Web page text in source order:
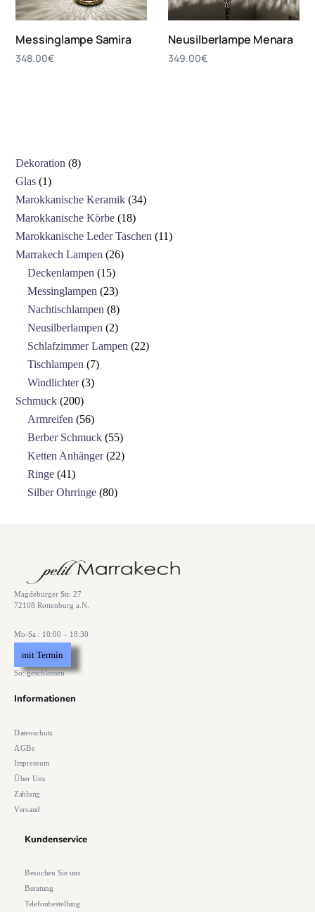
Messinglampe Samira
348.00€
Neusilberlampe Menara
349.00€
Dekoration
8
Glas 1
Marokkanische Keramik 34
Marokkanische Körbe 18
Marokkanische Leder Taschen
11
Marrakech Lampen
26
Deckenlampen
15
Messinglampen
23
Nachtischlampen
8
Neusilberlampen
2
Schlafzimmer Lampen
22
Tischlampen
7
Windlichter 3
Schmuck 200
Armreifen
56
Berber Schmuck 55
Ketten Anhänger 22
Ringe 41
Silber Ohrringe 80
Magdeburger Str. 27
72108 Rottenburg a.N.
Mo-Sa : 10:00 – 18:30
mit Termin
So: geschlossen
Informationen
Datenschutz
AGBs
Impressum
Über Uns
Zahlung
Versand
Kundenservice
Besuchen Sie uns
Beratung
Telefonbestellung